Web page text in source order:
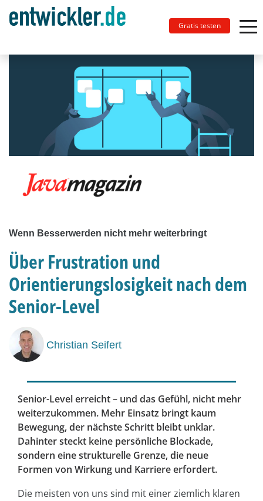
Gratis testen
Wenn Besserwerden nicht mehr weiterbringt
Über Frustration und
Orientierungslosigkeit nach dem
Senior-Level
Christian Seifert
Senior-Level erreicht– und das Gefühl, nicht mehr
weiterzukommen. Mehr Einsatz bringt kaum
Bewegung, der nächste Schritt bleibt unklar.
Dahinter steckt keine persönliche Blockade,
sondern eine strukturelle Grenze, die neue
Formen von Wirkung und Karriere erfordert.
Die meisten von uns sind mit einer ziemlich klaren